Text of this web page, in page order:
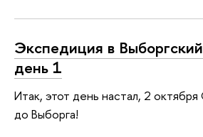
Экспедиция в
день 1
Итак, этот день настал, 2
до Выборга!